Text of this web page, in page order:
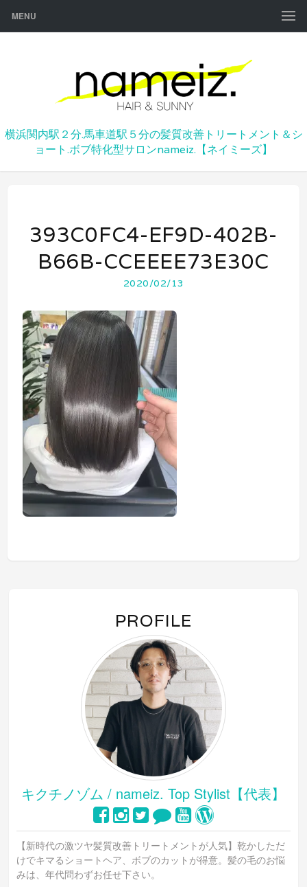
MENU
横浜関内駅２分.馬車道駅５分の髪質改善トリートメント＆シ
ョート.ボブ特化型サロンnameiz.【ネイミーズ】
393C0FC4-EF9D-402B-
B66B-CCEEEE73E30C
2020/02/13
PROFILE
キクチノゾム / nameiz. Top Stylist【代表】
【新時代の激ツヤ髪質改善トリートメントが人気】乾かしただ
けでキマるショートヘア、ボブのカットが得意。髪の毛のお悩
みは、年代問わずお任せ下さい。